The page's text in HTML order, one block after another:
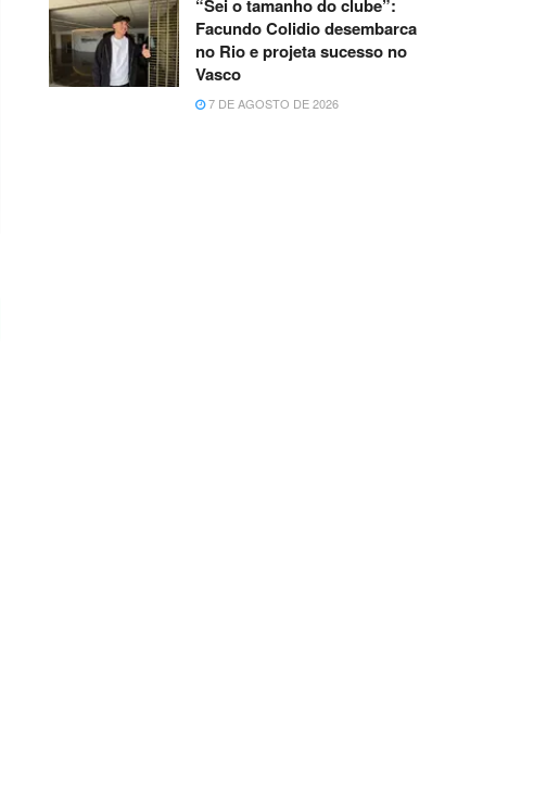
“Sei o tamanho do clube”:
Facundo Colidio desembarca
no Rio e projeta sucesso no
Vasco
7 DE AGOSTO DE 2026